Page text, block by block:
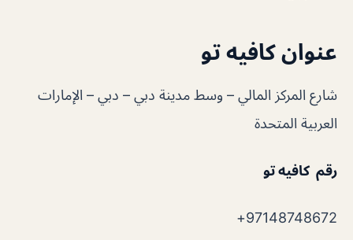
عنوان كافيه تو
شارع المركز المالي – وسط مدينة دبي – دبي – الإمارات
العربية المتحدة
رقم كافيه تو
97148748672+